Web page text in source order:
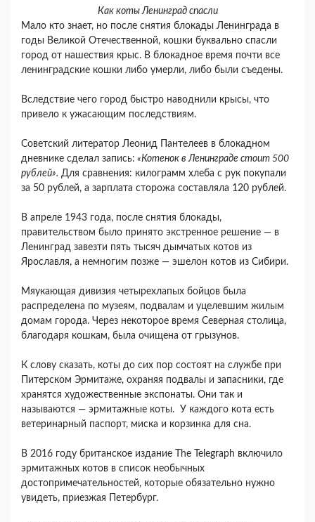
Как коты Ленинград спасли
Мало кто знает, но после снятия блокады Ленинграда в
годы Великой Отечественной, кошки буквально спасли
город от нашествия крыс. В блокадное время почти все
ленинградские кошки либо умерли, либо были съедены.
Вследствие чего город быстро наводнили крысы, что
привело к ужасающим последствиям.
Советский литератор Леонид Пантелеев в блокадном
дневнике сделал запись: «Котенок в Ленинграде стоит 500
рублей». Для сравнения: килограмм хлеба с рук покупали
за 50 рублей, а зарплата сторожа составляла 120 рублей.
В апреле 1943 года, после снятия блокады,
правительством было принято экстренное решение — в
Ленинград завезти пять тысяч дымчатых котов из
Ярославля, а немногим позже — эшелон котов из Сибири.
Мяукающая дивизия четырехлапых бойцов была
распределена по музеям, подвалам и уцелевшим жилым
домам города. Через некоторое время Северная столица,
благодаря кошкам, была очищена от грызунов.
К слову сказать, коты до сих пор состоят на службе при
Питерском Эрмитаже, охраняя подвалы и запасники, где
хранятся художественные экспонаты. Они так и
называются — эрмитажные коты. У каждого кота есть
ветеринарный паспорт, миска и корзинка для сна.
В 2016 году британское издание The Telegraph включило
эрмитажных котов в список необычных
достопримечательностей, которые обязательно нужно
увидеть, приезжая Петербург.